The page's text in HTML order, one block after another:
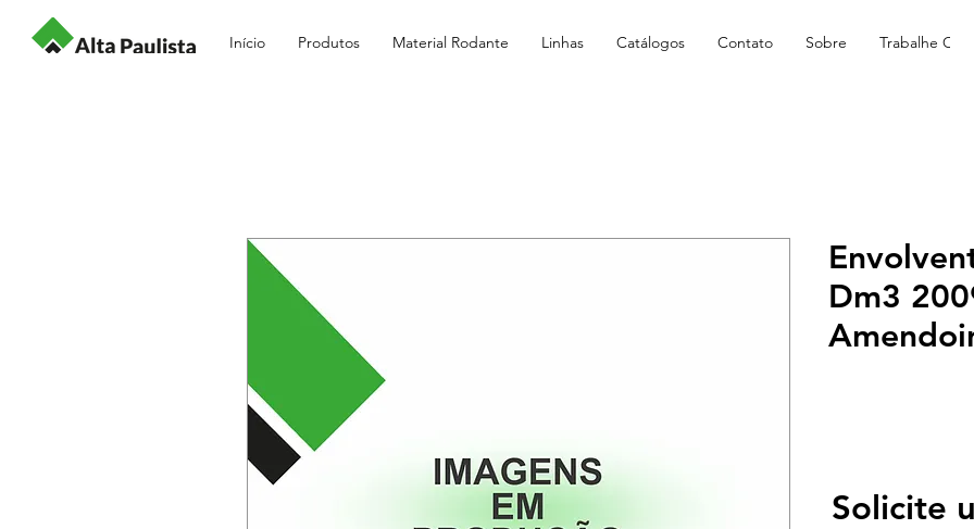
Início Produtos Material Rodante Linhas Catálogos Contato Sobre Trabalhe
Dm3
Solicite